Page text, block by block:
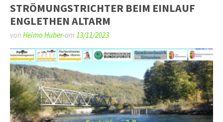
STRÖMUNGSTRICHTER BEIM EINLAUF
ENGLETHEN ALTARM
von Heimo Huber-am 13/11/2023